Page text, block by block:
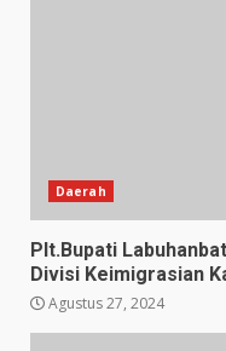
Daerah
Plt.Bupati
Divisi Keimigrasian
Agustus 27, 2024